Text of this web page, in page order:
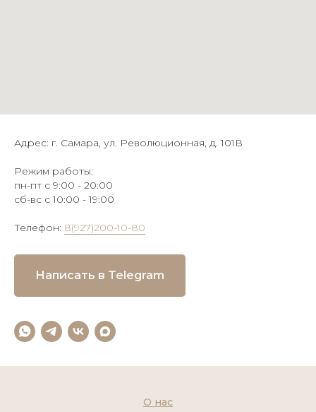
Адрес: г. Самара, ул. Революционная, д. 101В
Режим работы:
пн-пт с 9:00 - 20:00
сб-вс с 10:00 - 19:00
Телефон: 8(927)200-10-80
Написать в Telegram
О нас